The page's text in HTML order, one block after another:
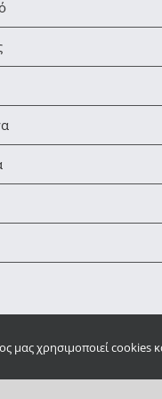
μας χρησιμοποιεί cookies